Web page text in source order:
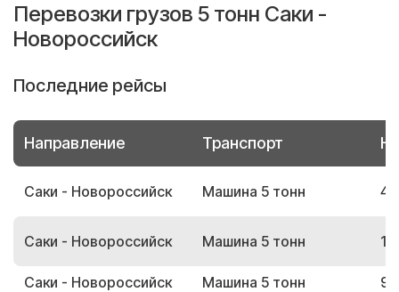
Перевозки грузов 5 тонн Саки -
Новороссийск
Последние рейсы
Направление Транспорт
Саки - Новороссийск Машина 5 тонн
Саки - Новороссийск Машина 5 тонн
Саки - Новороссийск Машина 5 тонн